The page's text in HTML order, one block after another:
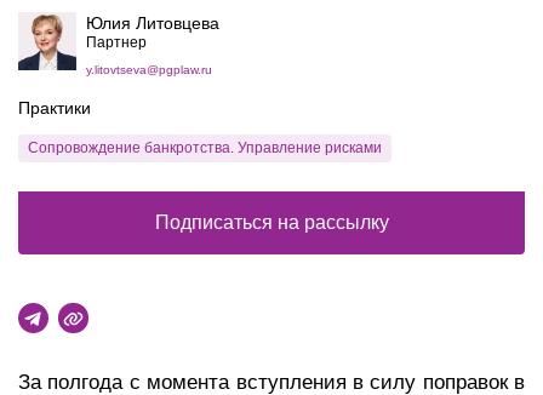
За полгода с момента вступления в силу поправок в
Юлия Литовцева
Партнер
y.litovtseva@pgplaw.ru
Практики
Сопровождение банкротства. Управление рисками
Подписаться на рассылку